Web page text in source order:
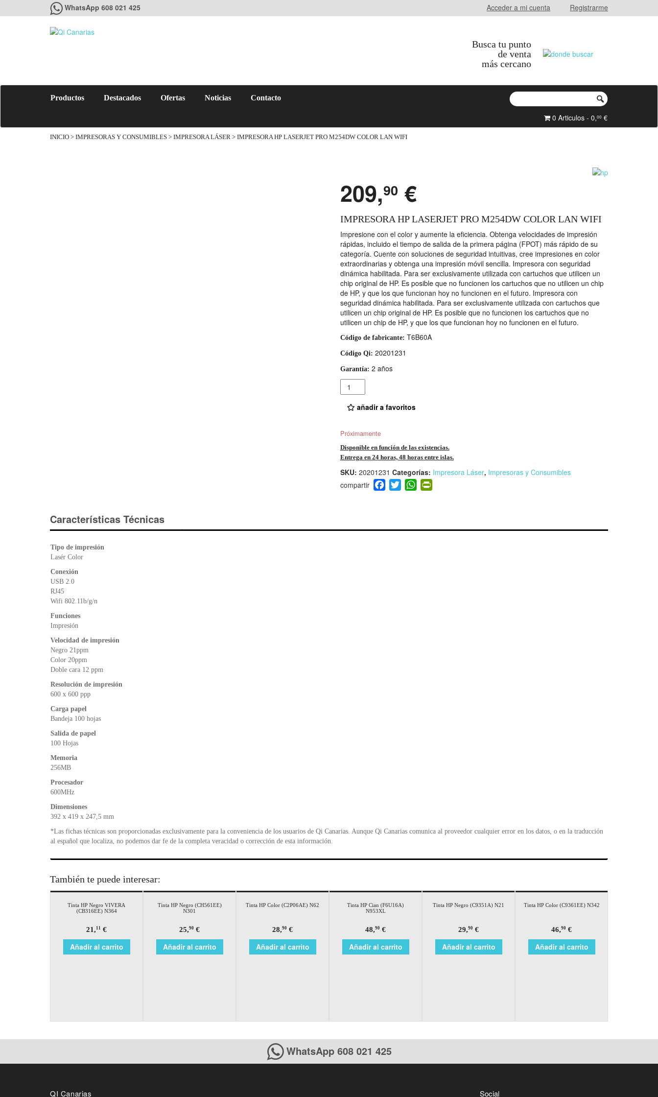
WhatsApp 608 021 425 Acceder a mi cuenta Registrarme
Busca tu punto
de venta
más cercano
Productos Destacados Ofertas Noticias Contacto
0 Articulos - 0,00 €
INICIO > IMPRESORAS Y CONSUMIBLES > IMPRESORA LÁSER > IMPRESORA HP LASERJET PRO M254DW COLOR LAN WIFI
209,90 €
IMPRESORA HP LASERJET PRO M254DW COLOR LAN WIFI
Impresione con el color y aumente la eficiencia. Obtenga velocidades de impresión
rápidas, incluido el tiempo de salida de la primera página (FPOT) más rápido de su
categoría. Cuente con soluciones de seguridad intuitivas, cree impresiones en color
extraordinarias y obtenga una impresión móvil sencilla. Impresora con seguridad
dinámica habilitada. Para ser exclusivamente utilizada con cartuchos que utilicen un
chip original de HP. Es posible que no funcionen los cartuchos que no utilicen un chip
de HP, y que los que funcionan hoy no funcionen en el futuro. Impresora con
seguridad dinámica habilitada. Para ser exclusivamente utilizada con cartuchos que
utilicen un chip original de HP. Es posible que no funcionen los cartuchos que no
utilicen un chip de HP, y que los que funcionan hoy no funcionen en el futuro.
Código de fabricante: T6B60A
Código Qi: 20201231
Garantía: 2 años
Cantidad
añadir a favoritos
Próximamente
Disponible en función de las existencias.
Entrega en 24 horas, 48 horas entre islas.
SKU: 20201231 Categorías: Impresora Láser, Impresoras y Consumibles
F
a
b
T
wi
W
h
A
Pr
in
e
Características Técnicas
Tipo de impresión
Lasér Color
Conexión
USB 2.0
RJ45
Wifi 802.11b/g/n
Funciones
Impresión
Velocidad de impresión
Negro 21ppm
Color 20ppm
Doble cara 12 ppm
Resolución de impresión
600 x 600 ppp
Carga papel
Bandeja 100 hojas
Salida de papel
100 Hojas
Memoria
256MB
Procesador
600MHz
Dimensiones
392 x 419 x 247,5 mm
*Las fichas técnicas son proporcionadas exclusivamente para la conveniencia de los usuarios de Qi Canarias. Aunque Qi Canarias comunica al proveedor cualquier error en los datos, o en la traducción
al español que localiza, no podemos dar fe de la completa veracidad o corrección de esta información.
También te puede interesar:
Tinta HP Negro VIVERA
(CB316EE) N364
21,11 €
Añadir al carrito
Tinta HP Negro (CH561EE)
N301
25,90 €
Añadir al carrito
Tinta HP Color (C2P06AE) N62
28,90 €
Añadir al carrito
Tinta HP Cian (F6U16A)
N953XL
48,90 €
Añadir al carrito
Tinta HP Negro (C9351A) N21
29,90 €
Añadir al carrito
Tinta HP Color (C9361EE) N342
46,90 €
Añadir al carrito
WhatsApp 608 021 425
Social
QI Canarias